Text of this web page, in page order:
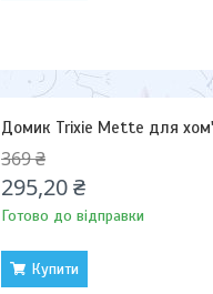
Домик Trixie Mette для
369 ₴
295,20 ₴
Готово до відправки
Купити